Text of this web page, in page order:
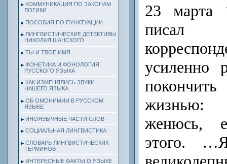
КОММУНИКАЦИЯ ПО ЗАКОНАМ
ЛОГИКИ
ПОСОБИЯ ПО ПУНКТУАЦИИ
ЛИНГВИСТИЧЕСКИЕ ДЕТЕКТИВЫ
НИКОЛАЯ ШАНСКОГО
ТЫ И ТВОЕ ИМЯ
ФОНЕТИКА И ФОНОЛОГИЯ
РУССКОГО ЯЗЫКА
КАК ИЗМЕНЯЛИСЬ ЗВУКИ
НАШЕГО ЯЗЫКА
ОБ ОМОНИМИИ В РУССКОМ
ЯЗЫКЕ
ИНОЯЗЫЧНЫЕ ЧАСТИ СЛОВ
СОЦИАЛЬНАЯ ЛИНГВИСТИКА
СЛОВАРЬ ЛИНГВИСТИЧЕСКИХ
ТЕРМИНОВ
ИНТЕРЕСНЫЕ ФАКТЫ О ЯЗЫКЕ
23 марта
усиленно
жизнью:
женюсь,
этого.